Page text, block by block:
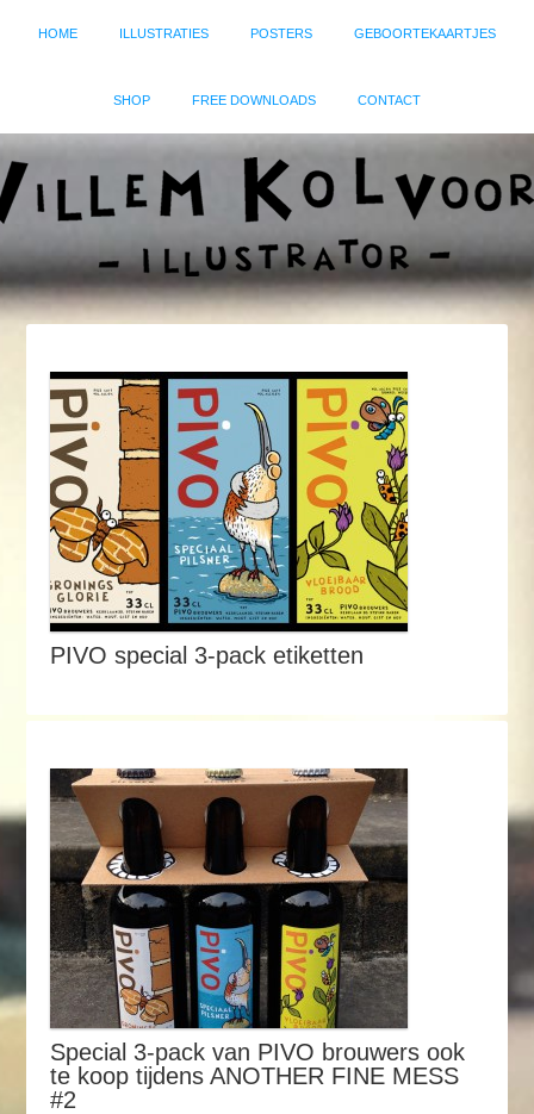
HOME ILLUSTRATIES POSTERS GEBOORTEKAARTJES
SHOP FREE DOWNLOADS CONTACT
PIVO special 3-pack etiketten
Special 3-pack van PIVO brouwers ook
te koop tijdens ANOTHER FINE MESS
#2